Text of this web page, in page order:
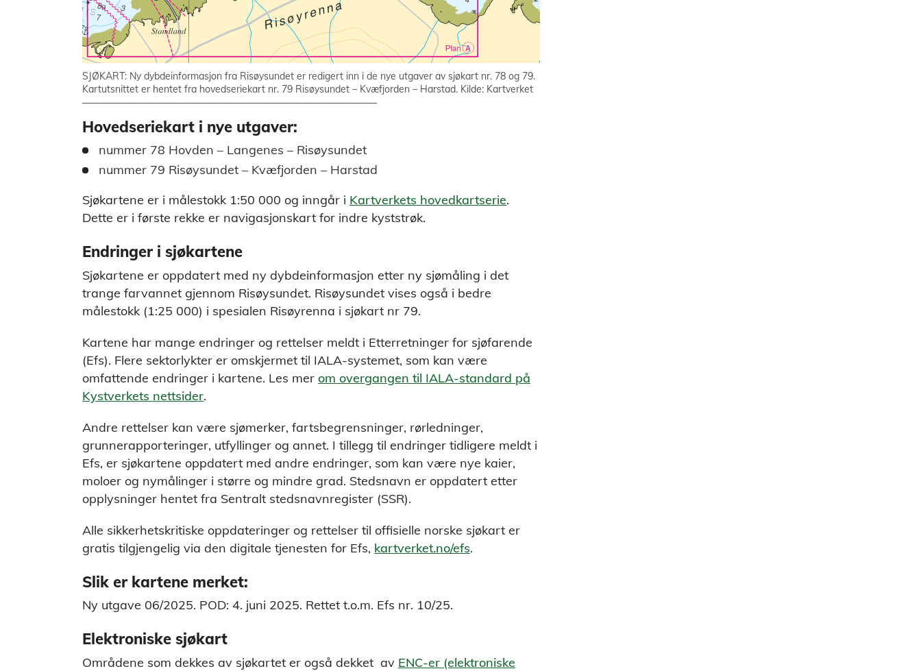
SJØKART: Ny dybdeinformasjon fra Risøysundet er redigert inn i de nye utgaver av sjøkart nr. 78 og 79.
Kartutsnittet er hentet fra hovedseriekart nr. 79 Risøysundet – Kvæfjorden – Harstad. Kilde: Kartverket
Hovedseriekart i nye utgaver:
nummer 78 Hovden – Langenes – Risøysundet
nummer 79 Risøysundet – Kvæfjorden – Harstad
Sjøkartene er i målestokk 1:50 000 og inngår i Kartverkets hovedkartserie.
Dette er i første rekke er navigasjonskart for indre kyststrøk.
Endringer i sjøkartene
Sjøkartene er oppdatert med ny dybdeinformasjon etter ny sjømåling i det
trange farvannet gjennom Risøysundet. Risøysundet vises også i bedre
målestokk (1:25 000) i spesialen Risøyrenna i sjøkart nr 79.
Kartene har mange endringer og rettelser meldt i Etterretninger for sjøfarende
(Efs). Flere sektorlykter er omskjermet til IALA-systemet, som kan være
omfattende endringer i kartene. Les mer om overgangen til IALA-standard på
Kystverkets nettsider.
Andre rettelser kan være sjømerker, fartsbegrensninger, rørledninger,
grunnerapporteringer, utfyllinger og annet. I tillegg til endringer tidligere meldt i
Efs, er sjøkartene oppdatert med andre endringer, som kan være nye kaier,
moloer og nymålinger i større og mindre grad. Stedsnavn er oppdatert etter
opplysninger hentet fra Sentralt stedsnavnregister (SSR).
Alle sikkerhetskritiske oppdateringer og rettelser til offisielle norske sjøkart er
gratis tilgjengelig via den digitale tjenesten for Efs, kartverket.no/efs.
Slik er kartene merket:
Ny utgave 06/2025. POD: 4. juni 2025. Rettet t.o.m. Efs nr. 10/25.
Elektroniske sjøkart
Områdene som dekkes av sjøkartet er også dekket av ENC-er (elektroniske